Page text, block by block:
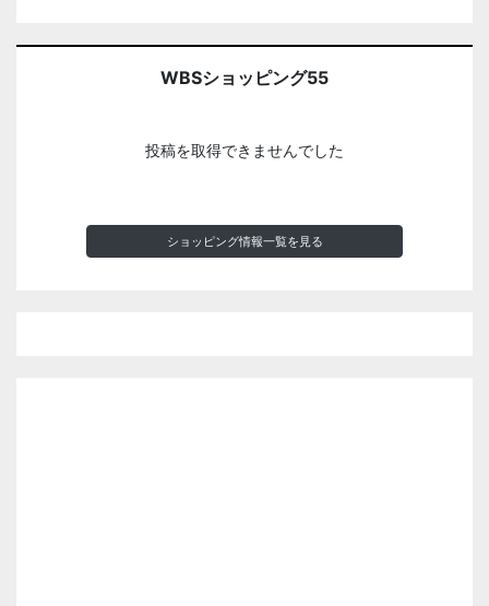
WBSショッピング55
投稿を取得できませんでした
ショッピング情報一覧を見る